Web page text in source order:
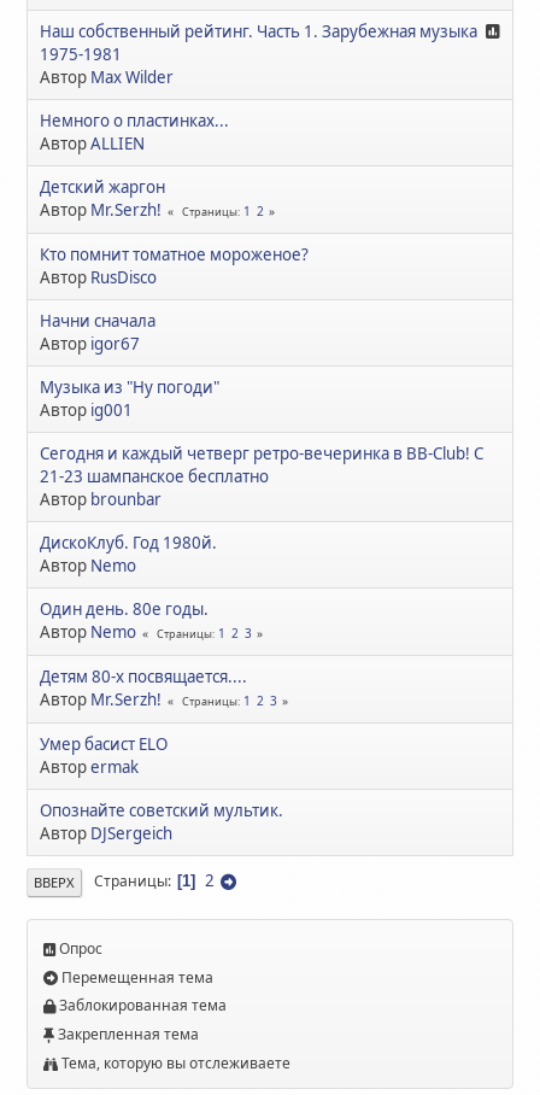
Наш собственный рейтинг. Часть 1. Зарубежная музыка
1975-1981
Автор Max Wilder
Немного о пластинках...
АвторALLIEN
Детский жаргон
Автор Mr.Serzh! Страницы 1 2
Кто помнит томатное мороженое?
Автор RusDisco
Начни сначала
Автор igor67
Музыка из "Ну погоди"
Автор ig001
Сегодня и каждый четверг ретро-вечеринка в BB-Club! С
21-23 шампанское бесплатно
Автор brounbar
ДискоКлуб. Год 1980й.
Автор Nemo
Один день. 80е годы.
Автор Nemo Страницы 1 2 3
Детям 80-х посвящается....
Автор Mr.Serzh! Страницы 1 2 3
Умер басист ELO
Авторermak
Опознайте советский мультик.
Автор DJSergeich
ВВЕРХ Страницы 1 2
Опрос
Перемещенная тема
Заблокированная тема
Закрепленная тема
Тема, которую вы отслеживаете